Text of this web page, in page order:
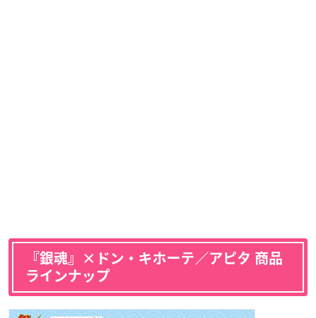
『銀魂』×ドン・キホーテ／アピタ 商品
ラインナップ